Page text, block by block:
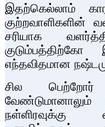
இதற்கெல்லாம்
குற்றவாளிகளின்
சரியாக
எந்தவிதமான
சில
நள்ளிரவுக்கு